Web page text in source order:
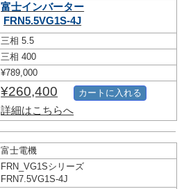
富士インバーター
FRN5.5VG1S-4J
三相 5.5
三相 400
¥789,000
¥260,400
詳細はこちらへ
カートに入れる
富士電機
FRN_VG1Sシリーズ
FRN7.5VG1S-4J